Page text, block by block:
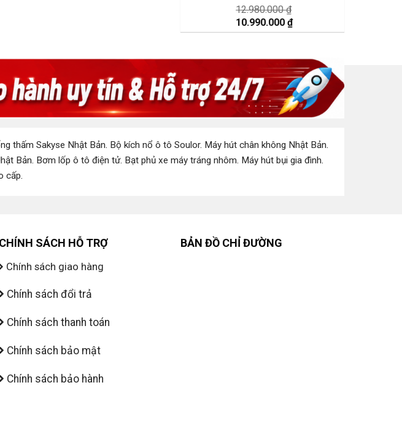
12.980.000₫
Giá
gốc
12.980.000 ₫.
10.990.000₫Giá
hiện
là:
10.990.000 ₫.
thấm Sakyse Nhật Bản. Bộ kích nổ ô tô Soulor. Máy hút chân không Nhật Bản.
Bản. Bơm lốp ô tô điện tử. Bạt phủ xe máy tráng nhôm. Máy hút bụi gia đình.
cấp.
CHÍNH SÁCH HỖ TRỢ
Chính sách giao hàng
Chính sách đổi trả
Chính sách thanh toán
Chính sách bảo mật
Chính sách bảo hành
BẢN ĐỒ CHỈ ĐƯỜNG